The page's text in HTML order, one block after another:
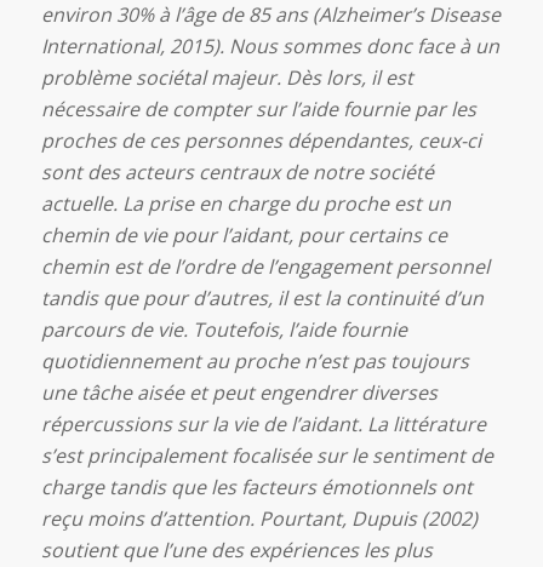
environ 30% à l’âge de 85 ans (Alzheimer’s Disease
International, 2015). Nous sommes donc face à un
problème sociétal majeur. Dès lors, il est
nécessaire de compter sur l’aide fournie par les
proches de ces personnes dépendantes, ceux-ci
sont des acteurs centraux de notre société
actuelle. La prise en charge du proche est un
chemin de vie pour l’aidant, pour certains ce
chemin est de l’ordre de l’engagement personnel
tandis que pour d’autres, il est la continuité d’un
parcours de vie. Toutefois, l’aide fournie
quotidiennement au proche n’est pas toujours
une tâche aisée et peut engendrer diverses
répercussions sur la vie de l’aidant. La littérature
s’est principalement focalisée sur le sentiment de
charge tandis que les facteurs émotionnels ont
reçu moins d’attention. Pourtant, Dupuis (2002)
soutient que l’une des expériences les plus